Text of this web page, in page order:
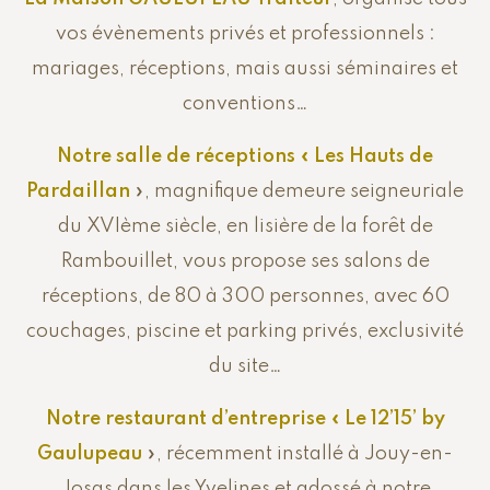
vos évènements privés et professionnels :
mariages, réceptions, mais aussi séminaires et
conventions…
Notre salle de réceptions « Les Hauts de
Pardaillan », magnifique demeure seigneuriale
du XVIème siècle, en lisière de la forêt de
Rambouillet, vous propose ses salons de
réceptions, de 80 à 300 personnes, avec 60
couchages, piscine et parking privés, exclusivité
du site…
Notre restaurant d’entreprise « Le 12’15’ by
Gaulupeau », récemment installé à Jouy-en-